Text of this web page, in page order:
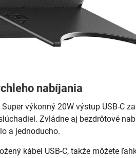
nabíjania
výkonný 20W výstup USB-C
Zvládne aj bezdrôtové
a jednoducho.
kábel USB-C, takže môžete